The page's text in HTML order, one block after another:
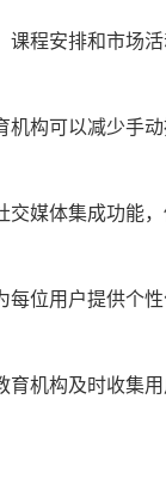
课程安排和市场
机构可以减少手
交媒体集成功能
每位用户提供个
育机构及时收集